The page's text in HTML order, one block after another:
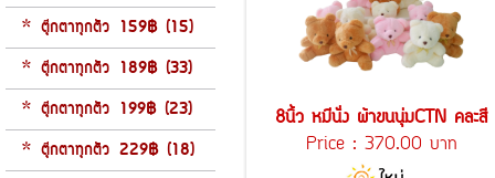
* ตุ๊กตาทุกตัว 159฿ (15)
* ตุ๊กตาทุกตัว 189฿ (33)
* ตุ๊กตาทุกตัว 199฿ (23)
* ตุ๊กตาทุกตัว 229฿ (18)
8นิ้ว หมีนั่ง ผ้าขนนุ่มCTN คละสี
Price : 370.00 บาท